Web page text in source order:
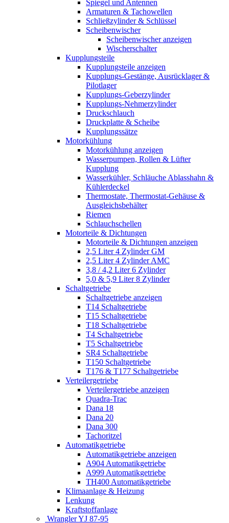
Spiegel und Antennen
Armaturen & Tachowellen
Schließzylinder & Schlüssel
Scheibenwischer
Scheibenwischer anzeigen
Wischerschalter
Kupplungsteile
Kupplungsteile anzeigen
Kupplungs-Gestänge, Ausrücklager &
Pilotlager
Kupplungs-Geberzylinder
Kupplungs-Nehmerzylinder
Druckschlauch
Druckplatte & Scheibe
Kupplungssätze
Motorkühlung
Motorkühlung anzeigen
Wasserpumpen, Rollen & Lüfter
Kupplung
Wasserkühler, Schläuche Ablasshahn &
Kühlerdeckel
Thermostate, Thermostat-Gehäuse &
Ausgleichsbehälter
Riemen
Schlauchschellen
Motorteile & Dichtungen
Motorteile & Dichtungen anzeigen
2,5 Liter 4 Zylinder GM
2,5 Liter 4 Zylinder AMC
3,8 / 4,2 Liter 6 Zylinder
5,0 & 5,9 Liter 8 Zylinder
Schaltgetriebe
Schaltgetriebe anzeigen
T14 Schaltgetriebe
T15 Schaltgetriebe
T18 Schaltgetriebe
T4 Schaltgetriebe
T5 Schaltgetriebe
SR4 Schaltgetriebe
T150 Schaltgetriebe
T176 & T177 Schaltgetriebe
Verteilergetriebe
Verteilergetriebe anzeigen
Quadra-Trac
Dana 18
Dana 20
Dana 300
Tachoritzel
Automatikgetriebe
Automatikgetriebe anzeigen
A904 Automatikgetriebe
A999 Automatikgetriebe
TH400 Automatikgetriebe
Klimaanlage & Heizung
Lenkung
Kraftstoffanlage
Wrangler YJ 87-95